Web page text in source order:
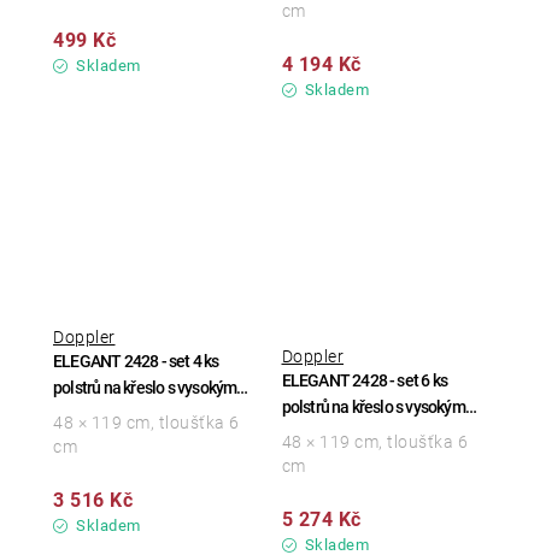
Skladem
499 Kč
Skladem
4 194 Kč
cm
ELEGANT 2428 - set 4 ks
polstrů na křeslo s vysokým
opěradlem
Doppler
Skladem
3 516 Kč
48 × 119 cm, tloušťka 6
cm
ELEGANT 2428 - set 6 ks
polstrů na křeslo s vysokým
opěradlem
Doppler
Skladem
5 274 Kč
48 × 119 cm, tloušťka 6
cm